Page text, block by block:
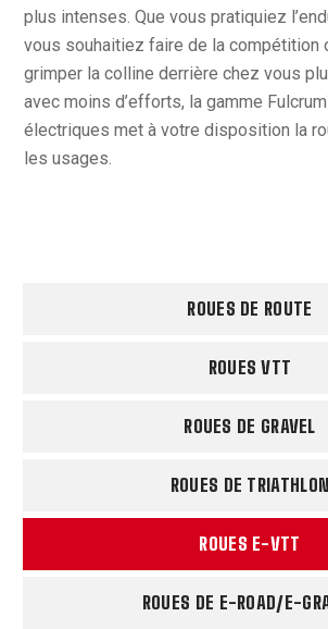
plus intenses. Que vous pratiquiez
vous souhaitiez faire de la compétition
grimper la colline derrière chez vous
avec moins d’efforts, la gamme Fulcrum
électriques met à votre disposition la
les usages.
ROUES DE ROUTE
ROUES VTT
ROUES DE GRAVEL
ROUES DE TRIATHLON
ROUES E-VTT
ROUES DE E-ROAD/E-